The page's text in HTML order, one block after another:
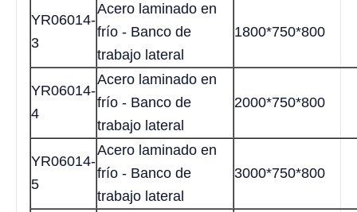
YR06014-
3
Acero laminado en
frío - Banco de
trabajo lateral
1800*750*800
YR06014-
4
Acero laminado en
frío - Banco de
trabajo lateral
2000*750*800
YR06014-
5
Acero laminado en
frío - Banco de
trabajo lateral
3000*750*800